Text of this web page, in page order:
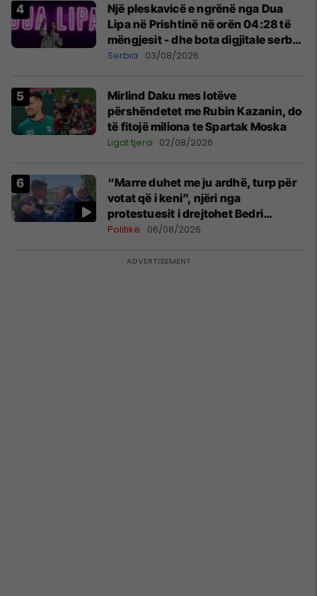
Një pleskavicë e ngrënë nga Dua
Lipa në Prishtinë në orën 04:28 të
mëngjesit - dhe bota digjitale serbe
shpall gjendjen e luftës
Serbia 03/08/2026
Mirlind Daku mes lotëve
përshëndetet me Rubin Kazanin, do
të fitojë miliona te Spartak Moska
Ligat tjera 02/08/2026
“Marre duhet me ju ardhë, turp për
votat që i keni”, njëri nga
protestuesit i drejtohet Bedri
Hamzës
Politikë 06/08/2026